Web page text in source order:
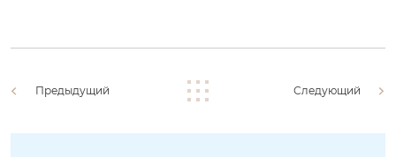
Предыдущий Следующий